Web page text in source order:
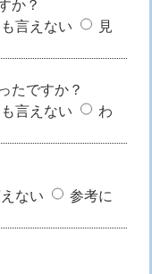
か？
言えない
見
たですか？
言えない
わ
ない
参考に